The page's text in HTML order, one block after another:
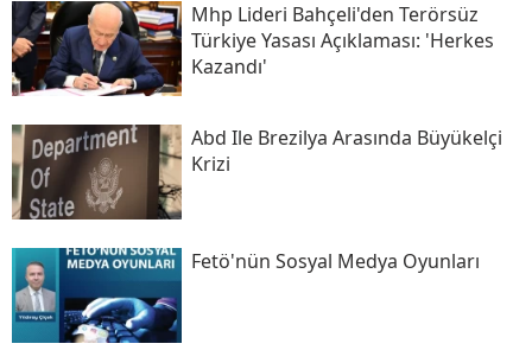
Mhp Lideri Bahçeli'den Terörsüz
Türkiye Yasası Açıklaması: 'herkes
Kazandı'
Abd Ile Brezilya Arasında Büyükelçi
Krizi
Fetö'nün Sosyal Medya Oyunları